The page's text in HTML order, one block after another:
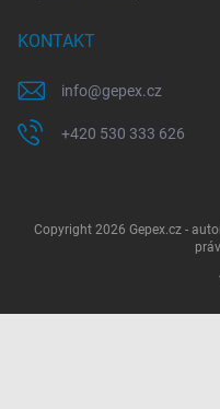
KONTAKT
info@gepex.cz
+420 530 333 626
Copyright 2026 Gepex.cz -